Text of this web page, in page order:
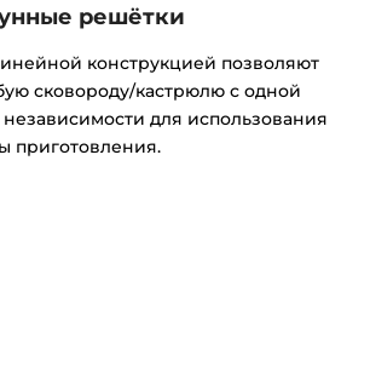
решётки
конструкцией позволяют
сковороду/кастрюлю с одной
для использования
приготовления.